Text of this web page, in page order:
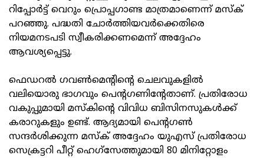
റിപ്പോര്‍ട്ട് വെറും പ്രൊപ്പഗാണ്ട മാത്രമാണെന്ന് മസ്‌ക്
പറഞ്ഞു. പദ്ധതി ചോര്‍ത്തിയവര്‍ക്കെതിരെ
നിയമനടപടി സ്വീകരിക്കണമെന്ന് അദ്ദേഹം
ആവശ്യപ്പെട്ടു.
ഫെഡറല്‍ ഗവണ്‍മെന്റിന്റെ ചെലവുകളില്‍
വലിയൊരു ഭാഗവും പെന്റഗണിന്റേതാണ്. പ്രതിരോധ
വകുപ്പുമായി മസ്‌കിന്റെ വിവിധ ബിസിനസുകള്‍ക്ക്
കരാറുകളും ഉണ്ട്. ആദ്യമായി പെന്റഗണ്‍
സന്ദര്‍ശിക്കുന്ന മസ്‌ക് അദ്ദേഹം യുഎസ് പ്രതിരോധ
സെക്രട്ടറി പീറ്റ് ഹെഗ്‌സേത്തുമായി 80 മിനിറ്റോളം